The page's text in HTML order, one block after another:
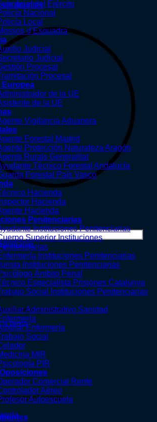
tus apuntes
en el carrito.
la tienda
en el carrito.
del Ejército
Nacional
Local
d’Esquadra
Judicial
Judicial
Procesal
Procesal
Europea
de la UE
de la UE
Vigilancia Aduanera
Forestal Madrid
Protección Naturaleza Aragón
Rurals Generalitat
Técnico Forestal Andalucía
Forestal País Vasco
Hacienda
Inspector Hacienda
Hacienda
Penitenciarias
Instituciones Penitenciarias
Superior Instituciones
Instituciones Penitenciarias
Instituciones Penitenciarias
Ámbito Penal
Especialista Prisiones Catalunya
Social Instituciones Penitenciarias
Administrativo Sanidad
Enfermería
Social
MIR
PIR
Comercial Renfe
Aéreo
Autoescuela